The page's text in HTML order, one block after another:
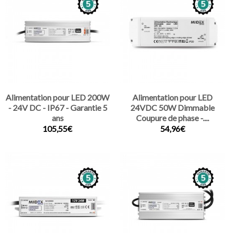
Alimentation pour LED 200W
- 24V DC - IP67 - Garantie 5
ans
105,55€
Alimentation pour LED
24VDC 50W Dimmable
Coupure de phase -....
54,96€